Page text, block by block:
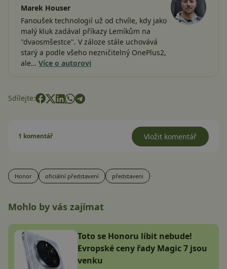
Marek Houser
Fanoušek technologií už od chvíle, kdy jako
malý kluk zadával příkazy Lemíkům na
"dvaosmšestce". V záloze stále uchovává
starý a podle všeho nezničitelný OnePlus2,
ale… Více o autorovi
Sdílejte:
1 komentář Vložit komentář
Honor oficiální představení představeni
Mohlo by vás zajímat
Toto se Honoru líbit nebude!
Evropské ceny řady Magic 7 jsou
venku